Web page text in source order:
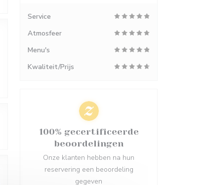
Service
Atmosfeer
Menu's
Kwaliteit/Prijs
100% gecertificeerde
beoordelingen
Onze klanten hebben na hun
reservering een beoordeling
gegeven